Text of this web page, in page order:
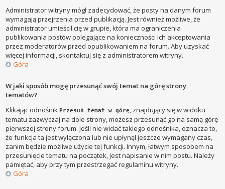
Administrator witryny mógł zadecydować, że posty na danym forum
wymagają przejrzenia przed publikacją. Jest również możliwe, że
administrator umieścił cię w grupie, która ma ograniczenia
publikowania postów polegające na konieczności ich akceptowania
przez moderatorów przed opublikowaniem na forum. Aby uzyskać
więcej informacji, skontaktuj się z administratorem witryny.
Góra
W jaki sposób mogę przesunąć swój temat na górę strony
tematów?
Klikając odnośnikPrzesuń temat w górę, znajdujący się w widoku
tematu zazwyczaj na dole strony, możesz przesunąć go na samą górę
pierwszej strony forum. Jeśli nie widać takiego odnośnika, oznacza to,
że funkcja ta jest wyłączona lub nie upłynął jeszcze wymagany czas,
zanim będzie możliwe użycie tej funkcji. Innym, łatwym sposobem na
przesunięcie tematu na początek, jest napisanie w nim postu. Należy
pamiętać, aby przy tym przestrzegać regulaminu witryny.
Góra